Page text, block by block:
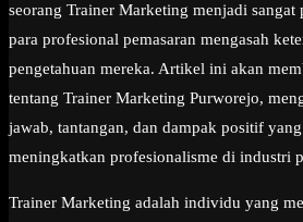
seorang Trainer Marketing menjadi sangat
para profesional pemasaran mengasah
pengetahuan mereka. Artikel ini akan
tentang Trainer Marketing Purworejo,
jawab, tantangan, dan dampak positif
meningkatkan profesionalisme di industri
Trainer Marketing adalah individu yang